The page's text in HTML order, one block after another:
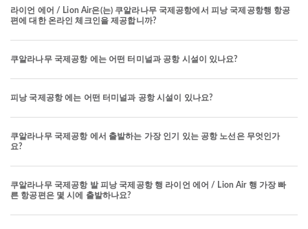
라이언 에어 / Lion Air은(는) 쿠알라나무 국제공항에서 피낭 국제공항행 항공
편에 대한 온라인 체크인을 제공합니까?
쿠알라나무 국제공항 에는 어떤 터미널과 공항 시설이 있나요?
피낭 국제공항 에는 어떤 터미널과 공항 시설이 있나요?
쿠알라나무 국제공항 에서 출발하는 가장 인기 있는 공항 노선은 무엇인가
요?
쿠알라나무 국제공항 발 피낭 국제공항 행 라이언 에어 / Lion Air 행 가장 빠
른 항공편은 몇 시에 출발하나요?